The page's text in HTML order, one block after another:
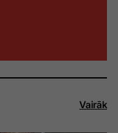
Vairāk